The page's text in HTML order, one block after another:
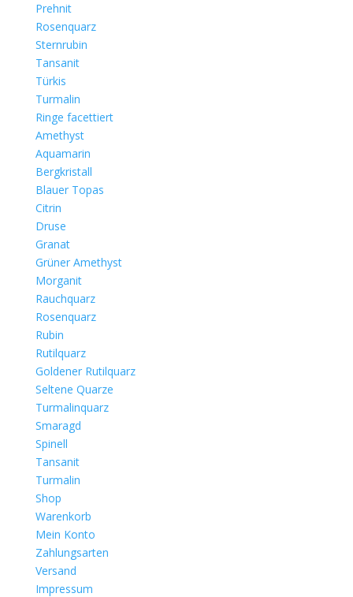
Prehnit
Rosenquarz
Sternrubin
Tansanit
Türkis
Turmalin
Ringe facettiert
Amethyst
Aquamarin
Bergkristall
Blauer Topas
Citrin
Druse
Granat
Grüner Amethyst
Morganit
Rauchquarz
Rosenquarz
Rubin
Rutilquarz
Goldener Rutilquarz
Seltene Quarze
Turmalinquarz
Smaragd
Spinell
Tansanit
Turmalin
Shop
Warenkorb
Mein Konto
Zahlungsarten
Versand
Impressum